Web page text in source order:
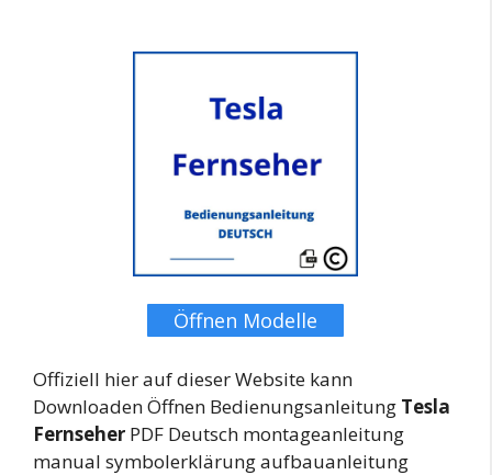
Öffnen Modelle
Offiziell hier auf dieser Website kann
Downloaden Öffnen Bedienungsanleitung Tesla
Fernseher PDF Deutsch montageanleitung
manual symbolerklärung aufbauanleitung